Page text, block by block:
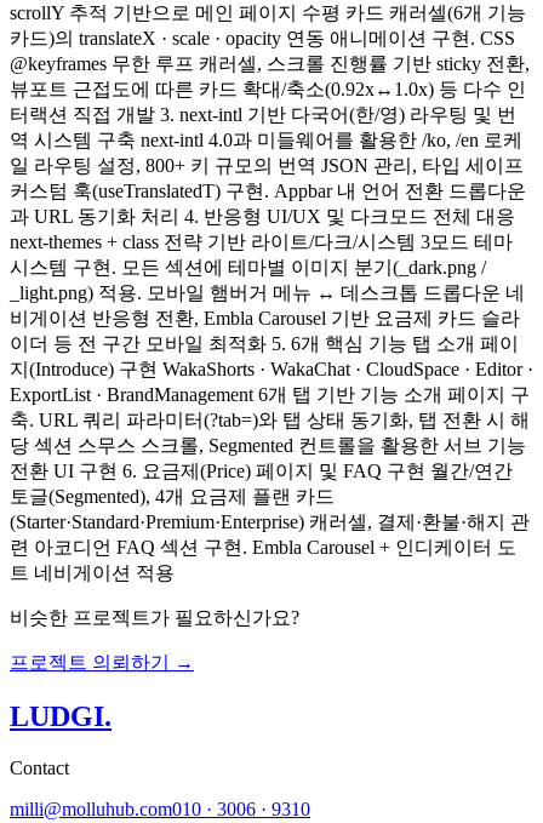
scrollY 추적 기반으로 메인 페이지 수평 카드 캐러셀(6개 기능
카드)의 translateX · scale · opacity 연동 애니메이션 구현. CSS
@keyframes 무한 루프 캐러셀, 스크롤 진행률 기반 sticky 전환,
뷰포트 근접도에 따른 카드 확대/축소(0.92x↔1.0x) 등 다수 인
터랙션 직접 개발 3. next-intl 기반 다국어(한/영) 라우팅 및 번
역 시스템 구축 next-intl 4.0과 미들웨어를 활용한 /ko, /en 로케
일 라우팅 설정, 800+ 키 규모의 번역 JSON 관리, 타입 세이프
커스텀 훅(useTranslatedT) 구현. Appbar 내 언어 전환 드롭다운
과 URL 동기화 처리 4. 반응형 UI/UX 및 다크모드 전체 대응
next-themes + class 전략 기반 라이트/다크/시스템 3모드 테마
시스템 구현. 모든 섹션에 테마별 이미지 분기(_dark.png /
_light.png) 적용. 모바일 햄버거 메뉴 ↔ 데스크톱 드롭다운 네
비게이션 반응형 전환, Embla Carousel 기반 요금제 카드 슬라
이더 등 전 구간 모바일 최적화 5. 6개 핵심 기능 탭 소개 페이
지(Introduce) 구현 WakaShorts · WakaChat · CloudSpace · Editor ·
ExportList · BrandManagement 6개 탭 기반 기능 소개 페이지 구
축. URL 쿼리 파라미터(?tab=)와 탭 상태 동기화, 탭 전환 시 해
당 섹션 스무스 스크롤, Segmented 컨트롤을 활용한 서브 기능
전환 UI 구현 6. 요금제(Price) 페이지 및 FAQ 구현 월간/연간
토글(Segmented), 4개 요금제 플랜 카드
(Starter·Standard·Premium·Enterprise) 캐러셀, 결제·환불·해지 관
련 아코디언 FAQ 섹션 구현. Embla Carousel + 인디케이터 도
트 네비게이션 적용
비슷한 프로젝트가 필요하신가요?
프로젝트 의뢰하기 →
LUDGI.
Contact
milli@molluhub.com010 · 3006 · 9310